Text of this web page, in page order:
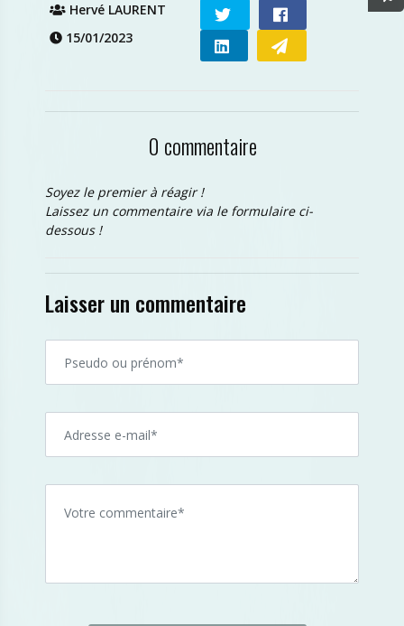
Hervé LAURENT
15/01/2023
0 commentaire
Soyez le premier à réagir !
Laissez un commentaire via le formulaire ci-
dessous !
Laisser un commentaire